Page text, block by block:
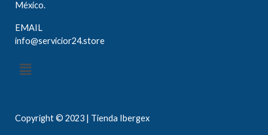
México.
EMAIL
info@servicior24.store
Menú
Copyright © 2023 | Tienda Ibergex